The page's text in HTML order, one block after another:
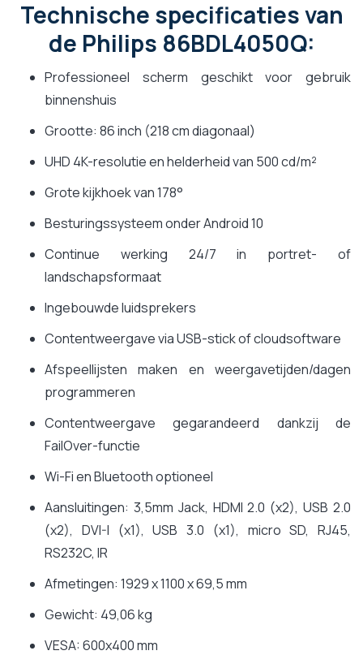
Technische specificaties van
de Philips 86BDL4050Q:
Professioneel scherm geschikt voor gebruik
binnenshuis
Grootte: 86 inch (218 cm diagonaal)
UHD 4K-resolutie en helderheid van 500 cd/m²
Grote kijkhoek van 178°
Besturingssysteem onder Android 10
Continue werking 24/7 in portret- of
landschapsformaat
Ingebouwde luidsprekers
Contentweergave via USB-stick of cloudsoftware
Afspeellijsten maken en weergavetijden/dagen
programmeren
Contentweergave gegarandeerd dankzij de
FailOver-functie
Wi-Fi en Bluetooth optioneel
Aansluitingen: 3,5mm Jack, HDMI 2.0 (x2), USB 2.0
(x2), DVI-I (x1), USB 3.0 (x1), micro SD, RJ45,
RS232C, IR
Afmetingen: 1929 x 1100 x 69,5 mm
Gewicht: 49,06 kg
VESA: 600x400 mm